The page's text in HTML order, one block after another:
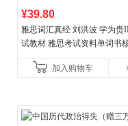
¥39.80
雅思词汇真经 刘洪波 学为贵
试教材 雅思考试资料单词书
加入购物车